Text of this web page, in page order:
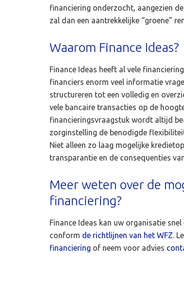
financiering onderzocht, aangezien
zal dan een aantrekkelijke “groene”
Waarom Finance Ideas?
Finance Ideas heeft al vele
financiers enorm veel informatie
structureren tot een volledig en
vele bancaire transacties op de
financieringsvraagstuk wordt altijd
zorginstelling de benodigde
Niet alleen zo laag mogelijke
transparantie en de consequenties
Meer weten over de
financiering?
Finance Ideas kan uw organisatie
conform de richtlijnen van het WFZ.
financiering of neem voor advies